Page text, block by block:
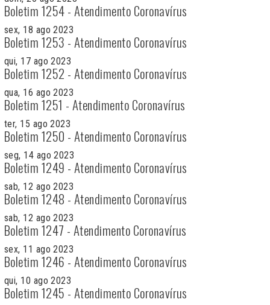
Boletim 1254 - Atendimento Coronavírus
sex, 18 ago 2023
Boletim 1253 - Atendimento Coronavírus
qui, 17 ago 2023
Boletim 1252 - Atendimento Coronavírus
qua, 16 ago 2023
Boletim 1251 - Atendimento Coronavírus
ter, 15 ago 2023
Boletim 1250 - Atendimento Coronavírus
seg, 14 ago 2023
Boletim 1249 - Atendimento Coronavírus
sab, 12 ago 2023
Boletim 1248 - Atendimento Coronavírus
sab, 12 ago 2023
Boletim 1247 - Atendimento Coronavírus
sex, 11 ago 2023
Boletim 1246 - Atendimento Coronavírus
qui, 10 ago 2023
Boletim 1245 - Atendimento Coronavírus